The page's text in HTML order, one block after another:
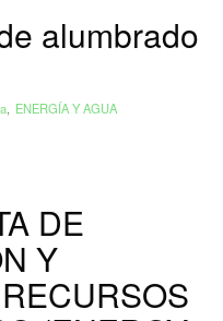
alumbrado
, ENERGÍA Y AGUA
DE
Y